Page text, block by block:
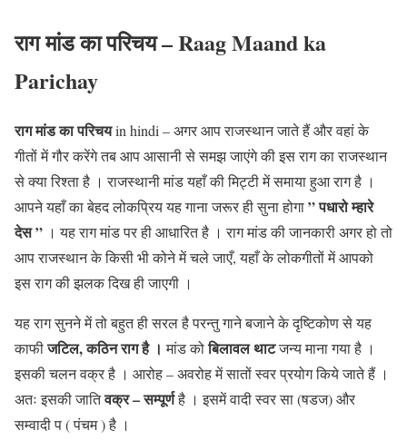
राग मांड का परिचय–Raag Maand ka
Parichay
राग मांड का परिचयin hindi – अगर आप राजस्थान जाते हैं और वहां के
गीतों में गौर करेंगे तब आप आसानी से समझ जाएंगे की इस राग का राजस्थान
से क्या रिश्ता है । राजस्थानी मांड यहाँ की मिट्टी में समाया हुआ राग है ।
आपने यहाँ का बेहद लोकप्रिय यह गाना जरूर ही सुना होगा” पधारो म्हारे
देस ” । यह राग मांड पर ही आधारित है । राग मांड की जानकारी अगर हो तो
आप राजस्थान के किसी भी कोने में चले जाएँ, यहाँ के लोकगीतों में आपको
इस राग की झलक दिख ही जाएगी ।
यह राग सुनने में तो बहुत ही सरल है परन्तु गाने बजाने के दृष्टिकोण से यह
काफीजटिल, कठिन राग है । मांड कोबिलावल थाटजन्य माना गया है ।
इसकी चलन वक्र है । आरोह – अवरोह में सातों स्वर प्रयोग किये जाते हैं ।
अतः इसकी जातिवक्र – सम्पूर्णहै । इसमें वादी स्वर सा (षडज) और
सम्वादी प ( पंचम ) है ।